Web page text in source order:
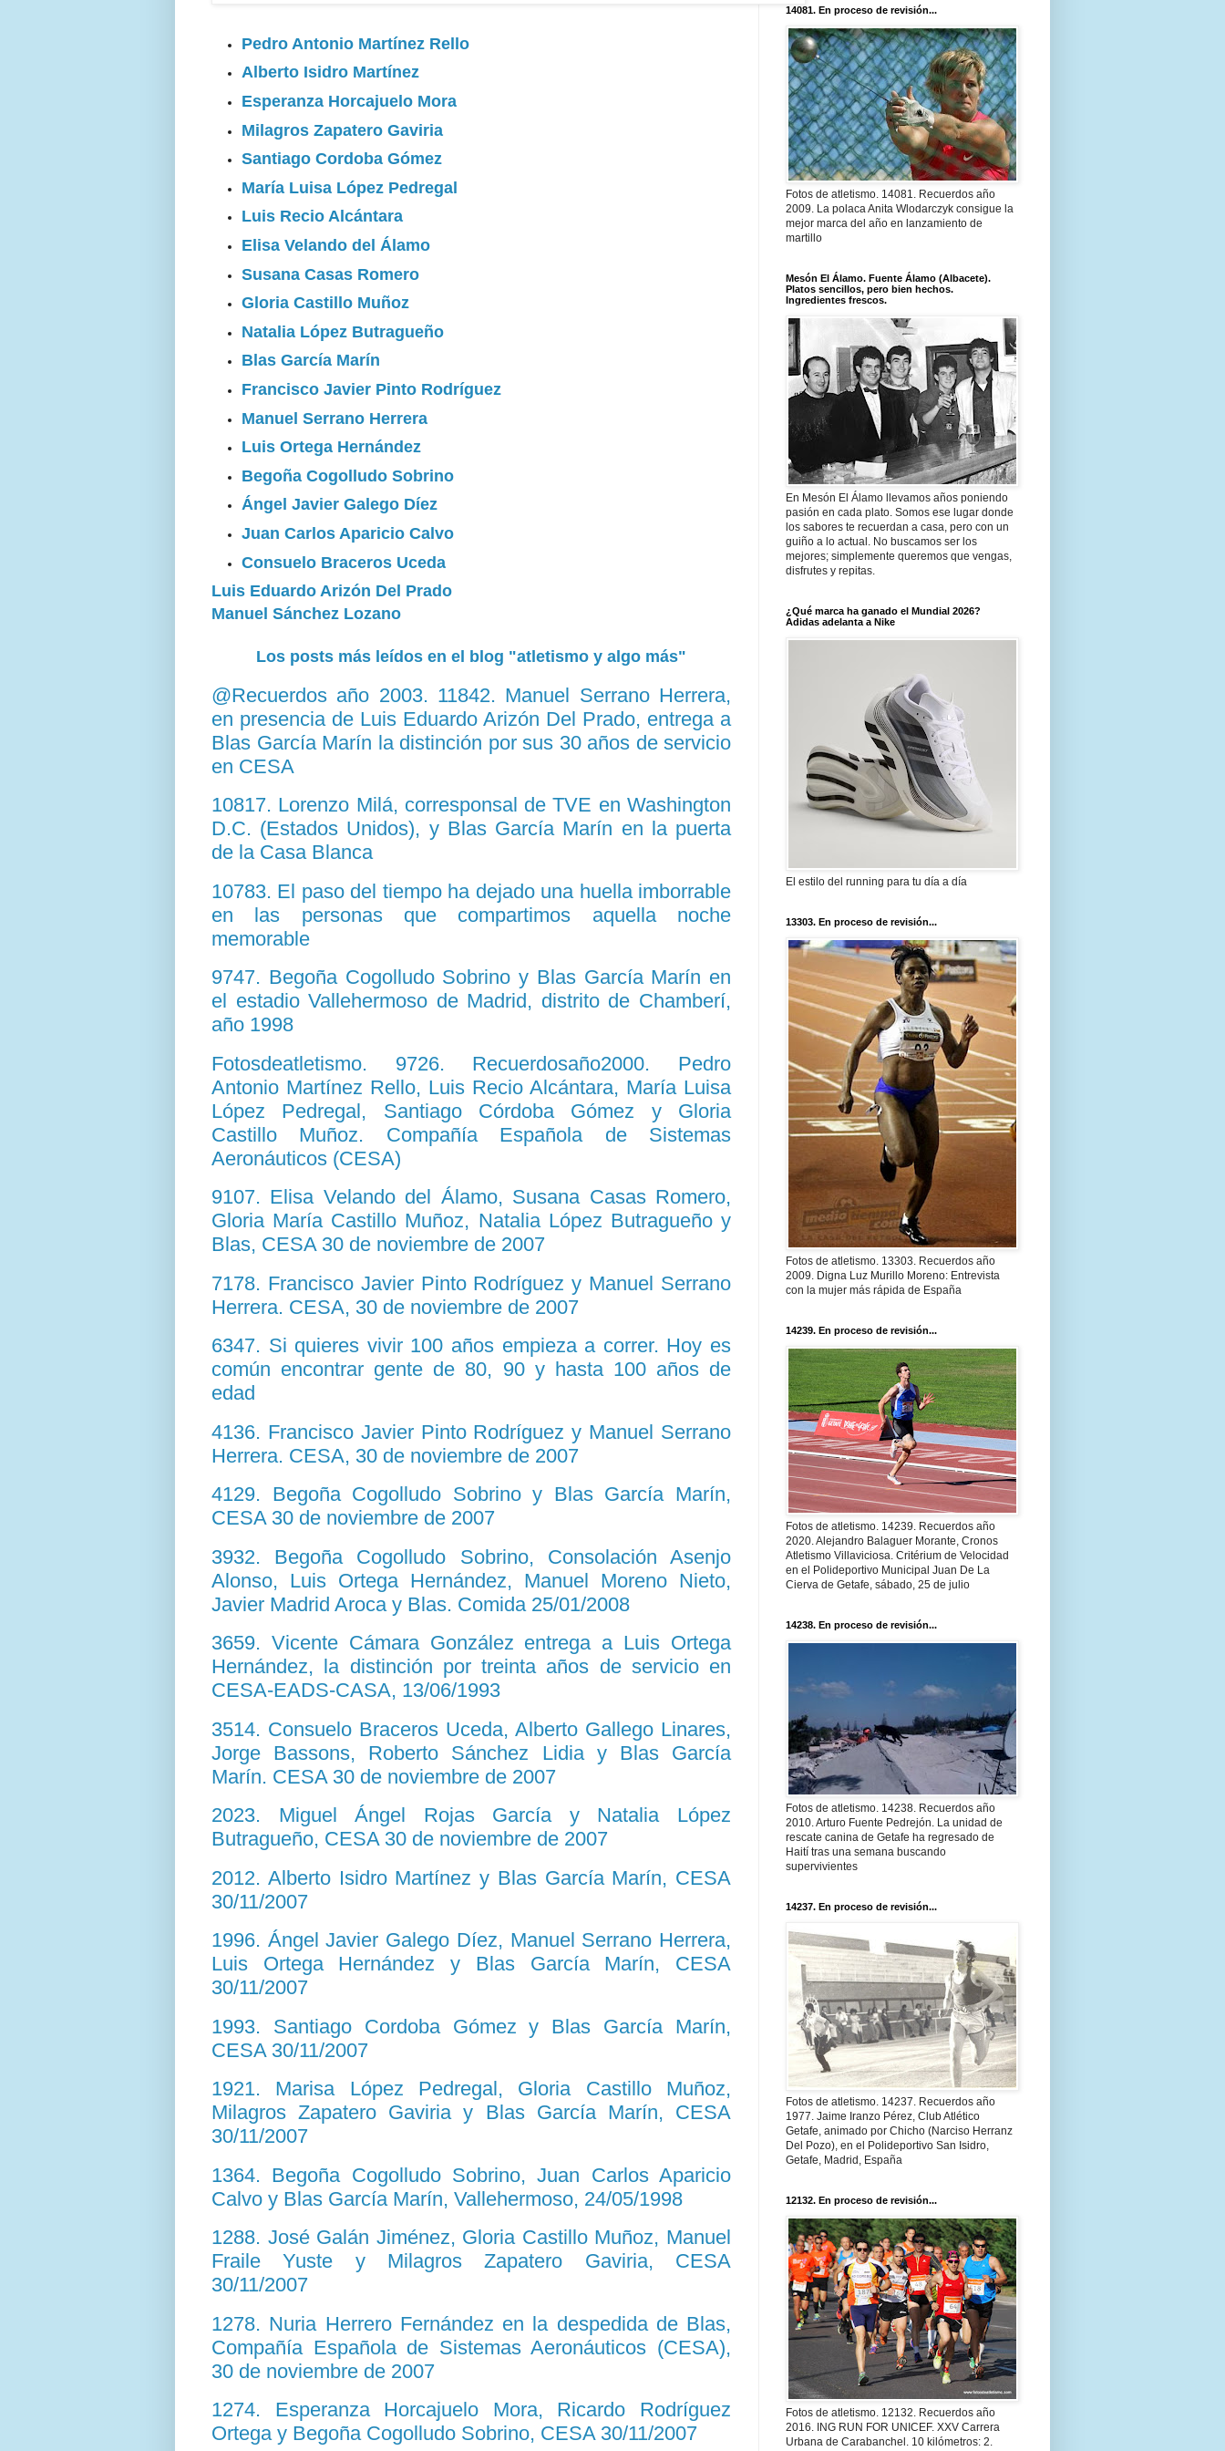
Pedro Antonio Martínez Rello
Alberto Isidro Martínez
Esperanza Horcajuelo Mora
Milagros Zapatero Gaviria
Santiago Cordoba Gómez
María Luisa López Pedregal
Luis Recio Alcántara
Elisa Velando del Álamo
Susana Casas Romero
Gloria Castillo Muñoz
Natalia López Butragueño
Blas García Marín
Francisco Javier Pinto Rodríguez
Manuel Serrano Herrera
Luis Ortega Hernández
Begoña Cogolludo Sobrino
Ángel Javier Galego Díez
Juan Carlos Aparicio Calvo
Consuelo Braceros Uceda
Luis Eduardo Arizón Del Prado
Manuel Sánchez Lozano
Los posts más leídos en el blog "atletismo y algo más"
@Recuerdos año 2003. 11842. Manuel Serrano Herrera,
en presencia de Luis Eduardo Arizón Del Prado, entrega a
Blas García Marín la distinción por sus 30 años de servicio
en CESA
10817. Lorenzo Milá, corresponsal de TVE en Washington
D.C. (Estados Unidos), y Blas García Marín en la puerta
de la Casa Blanca
10783. El paso del tiempo ha dejado una huella imborrable
en las personas que compartimos aquella noche
memorable
9747. Begoña Cogolludo Sobrino y Blas García Marín en
el estadio Vallehermoso de Madrid, distrito de Chamberí,
año 1998
Fotosdeatletismo. 9726. Recuerdosaño2000. Pedro
Antonio Martínez Rello, Luis Recio Alcántara, María Luisa
López Pedregal, Santiago Córdoba Gómez y Gloria
Castillo Muñoz. Compañía Española de Sistemas
Aeronáuticos (CESA)
9107. Elisa Velando del Álamo, Susana Casas Romero,
Gloria María Castillo Muñoz, Natalia López Butragueño y
Blas, CESA 30 de noviembre de 2007
7178. Francisco Javier Pinto Rodríguez y Manuel Serrano
Herrera. CESA, 30 de noviembre de 2007
6347. Si quieres vivir 100 años empieza a correr. Hoy es
común encontrar gente de 80, 90 y hasta 100 años de
edad
4136. Francisco Javier Pinto Rodríguez y Manuel Serrano
Herrera. CESA, 30 de noviembre de 2007
4129. Begoña Cogolludo Sobrino y Blas García Marín,
CESA 30 de noviembre de 2007
3932. Begoña Cogolludo Sobrino, Consolación Asenjo
Alonso, Luis Ortega Hernández, Manuel Moreno Nieto,
Javier Madrid Aroca y Blas. Comida 25/01/2008
3659. Vicente Cámara González entrega a Luis Ortega
Hernández, la distinción por treinta años de servicio en
CESA-EADS-CASA, 13/06/1993
3514. Consuelo Braceros Uceda, Alberto Gallego Linares,
Jorge Bassons, Roberto Sánchez Lidia y Blas García
Marín. CESA 30 de noviembre de 2007
2023. Miguel Ángel Rojas García y Natalia López
Butragueño, CESA 30 de noviembre de 2007
2012. Alberto Isidro Martínez y Blas García Marín, CESA
30/11/2007
1996. Ángel Javier Galego Díez, Manuel Serrano Herrera,
Luis Ortega Hernández y Blas García Marín, CESA
30/11/2007
1993. Santiago Cordoba Gómez y Blas García Marín,
CESA 30/11/2007
1921. Marisa López Pedregal, Gloria Castillo Muñoz,
Milagros Zapatero Gaviria y Blas García Marín, CESA
30/11/2007
1364. Begoña Cogolludo Sobrino, Juan Carlos Aparicio
Calvo y Blas García Marín, Vallehermoso, 24/05/1998
1288. José Galán Jiménez, Gloria Castillo Muñoz, Manuel
Fraile Yuste y Milagros Zapatero Gaviria, CESA
30/11/2007
1278. Nuria Herrero Fernández en la despedida de Blas,
Compañía Española de Sistemas Aeronáuticos (CESA),
30 de noviembre de 2007
1274. Esperanza Horcajuelo Mora, Ricardo Rodríguez
Ortega y Begoña Cogolludo Sobrino, CESA 30/11/2007
14081. En proceso de revisión...
Fotos de atletismo. 14081. Recuerdos año
2009. La polaca Anita Wlodarczyk consigue la
mejor marca del año en lanzamiento de
martillo
Mesón El Álamo. Fuente Álamo (Albacete).
Platos sencillos, pero bien hechos.
Ingredientes frescos.
En Mesón El Álamo llevamos años poniendo
pasión en cada plato. Somos ese lugar donde
los sabores te recuerdan a casa, pero con un
guiño a lo actual. No buscamos ser los
mejores; simplemente queremos que vengas,
disfrutes y repitas.
¿Qué marca ha ganado el Mundial 2026?
Adidas adelanta a Nike
El estilo del running para tu día a día
13303. En proceso de revisión...
Fotos de atletismo. 13303. Recuerdos año
2009. Digna Luz Murillo Moreno: Entrevista
con la mujer más rápida de España
14239. En proceso de revisión...
Fotos de atletismo. 14239. Recuerdos año
2020. Alejandro Balaguer Morante, Cronos
Atletismo Villaviciosa. Critérium de Velocidad
en el Polideportivo Municipal Juan De La
Cierva de Getafe, sábado, 25 de julio
14238. En proceso de revisión...
Fotos de atletismo. 14238. Recuerdos año
2010. Arturo Fuente Pedrejón. La unidad de
rescate canina de Getafe ha regresado de
Haití tras una semana buscando
supervivientes
14237. En proceso de revisión...
Fotos de atletismo. 14237. Recuerdos año
1977. Jaime Iranzo Pérez, Club Atlético
Getafe, animado por Chicho (Narciso Herranz
Del Pozo), en el Polideportivo San Isidro,
Getafe, Madrid, España
12132. En proceso de revisión...
Fotos de atletismo. 12132. Recuerdos año
2016. ING RUN FOR UNICEF. XXV Carrera
Urbana de Carabanchel. 10 kilómetros: 2.